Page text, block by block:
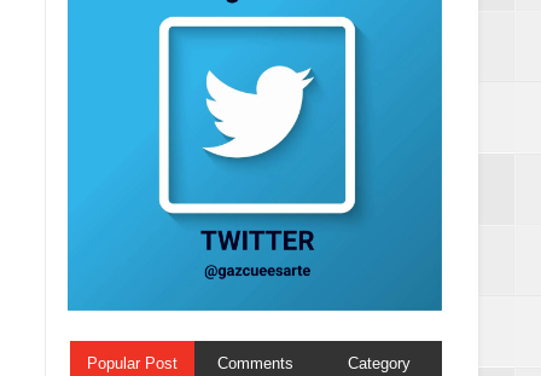
Popular Post Comments Category